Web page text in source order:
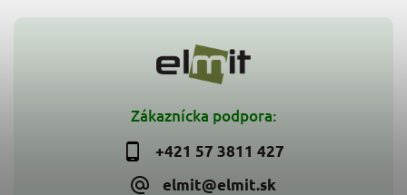
Zákaznícka podpora:
+421 57 3811 427
elmit@elmit.sk